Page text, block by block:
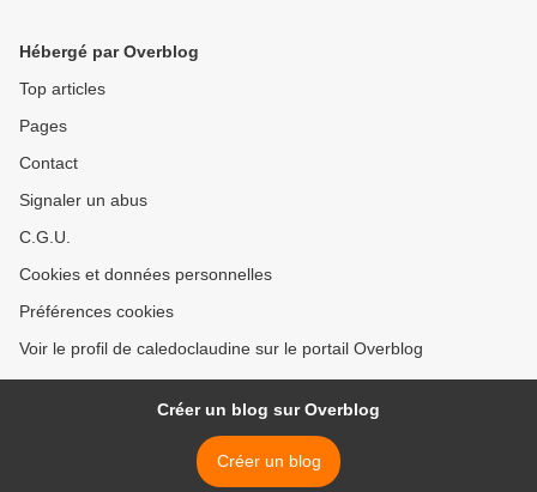
Hébergé par Overblog
Top articles
Pages
Contact
Signaler un abus
C.G.U.
Cookies et données personnelles
Préférences cookies
Voir le profil de caledoclaudine sur le portail Overblog
Créer un blog sur Overblog
Créer un blog